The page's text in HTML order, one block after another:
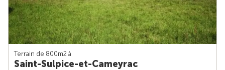
Terrain de 800m2 à
Saint-Sulpice-et-Cameyrac